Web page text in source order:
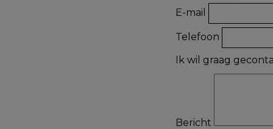
E-mail
Telefoon
Ik wil graag
Bericht